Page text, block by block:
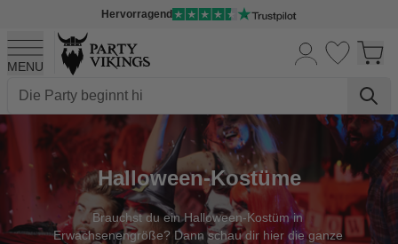
Hervorragend
MENU
Skip to Content
Halloween-Kostüme
Brauchst du ein Halloween-Kostüm in
Erwachsenengröße? Dann schau dir hier die ganze